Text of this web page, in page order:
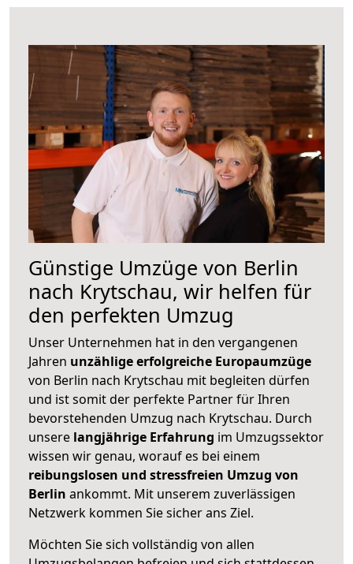
Günstige Umzüge von Berlin
nach Krytschau, wir helfen für
den perfekten Umzug
Unser Unternehmen hat in den vergangenen
Jahren unzählige erfolgreiche Europaumzüge
von Berlin nach Krytschau mit begleiten dürfen
und ist somit der perfekte Partner für Ihren
bevorstehenden Umzug nach Krytschau. Durch
unsere langjährige Erfahrung im Umzugssektor
wissen wir genau, worauf es bei einem
reibungslosen und stressfreien Umzug von
Berlin ankommt. Mit unserem zuverlässigen
Netzwerk kommen Sie sicher ans Ziel.
Möchten Sie sich vollständig von allen